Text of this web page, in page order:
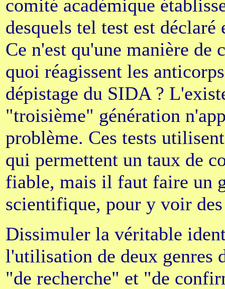
comité académique
desquels tel test est
Ce n'est qu'une manière
quoi réagissent les
dépistage du SIDA ?
"troisième" génération
problème. Ces tests
qui permettent un taux de
fiable, mais il faut faire un
scientifique, pour y voir
Dissimuler la véritable
l'utilisation de deux genres
"de recherche" et "de